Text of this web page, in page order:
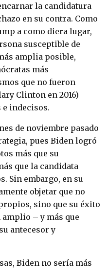
la candidatura
en su contra. Como
a como diera lugar,
susceptible de
amplia posible,
más
que no fueron
Clinton en 2016)
e indecisos.
de noviembre pasado
pues Biden logró
más que su
que la candidata
Sin embargo, en su
objetar que no
sino que su éxito
amplio – y más que
antecesor y
Biden no sería más